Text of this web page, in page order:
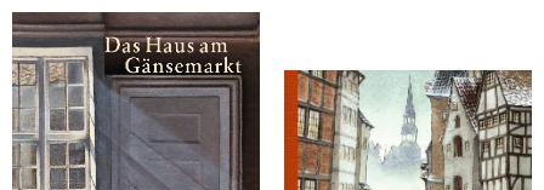
Oelker, Petra
Das Haus am Gänsemarkt
Oelker, Petra
Drei Wünsche